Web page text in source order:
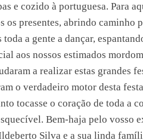
e cozido à portuguesa. Para
presentes, abrindo caminho
a gente a dançar,
aos nossos estimados
a realizar estas grandes
o verdadeiro motor desta
tocasse o coração de toda a
Bem-haja pelo vosso
Silva e a sua linda